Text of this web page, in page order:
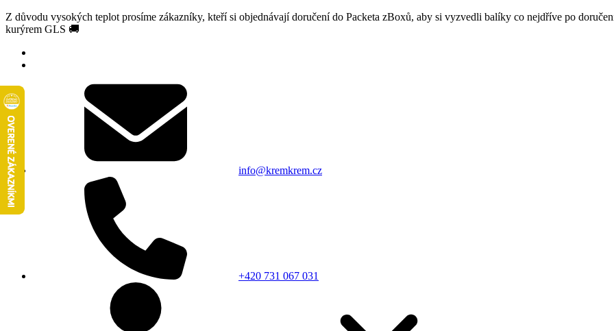
Z důvodu vysokých teplot prosíme zákazníky, kteří si objednávají doručení do Packeta zBoxů, aby si vyzvedli balíky co nejdříve po
kurýrem GLS 🚚
info@kremkrem.cz
+420 731 067 031